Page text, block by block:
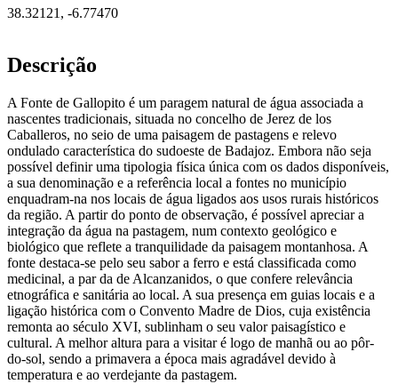
38.32121, -6.77470
Descrição
A Fonte de Gallopito é um paragem natural de água associada a
nascentes tradicionais, situada no concelho de Jerez de los
Caballeros, no seio de uma paisagem de pastagens e relevo
ondulado característica do sudoeste de Badajoz. Embora não seja
possível definir uma tipologia física única com os dados disponíveis,
a sua denominação e a referência local a fontes no município
enquadram-na nos locais de água ligados aos usos rurais históricos
da região. A partir do ponto de observação, é possível apreciar a
integração da água na pastagem, num contexto geológico e
biológico que reflete a tranquilidade da paisagem montanhosa. A
fonte destaca-se pelo seu sabor a ferro e está classificada como
medicinal, a par da de Alcanzanidos, o que confere relevância
etnográfica e sanitária ao local. A sua presença em guias locais e a
ligação histórica com o Convento Madre de Dios, cuja existência
remonta ao século XVI, sublinham o seu valor paisagístico e
cultural. A melhor altura para a visitar é logo de manhã ou ao pôr-
do-sol, sendo a primavera a época mais agradável devido à
temperatura e ao verdejante da pastagem.